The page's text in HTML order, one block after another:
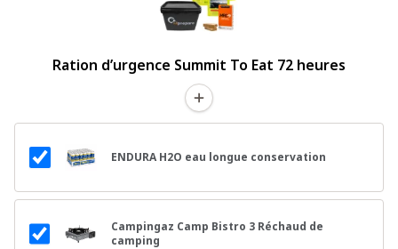
Ration d’urgence Summit To Eat 72 heures
ENDURA H2O eau longue conservation
Campingaz Camp Bistro 3 Réchaud de
camping